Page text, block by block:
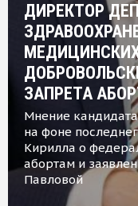
ДИРЕКТОР
ЗАПРЕТА
Мнение
на фоне
Кирилла о
абортам и
Павловой